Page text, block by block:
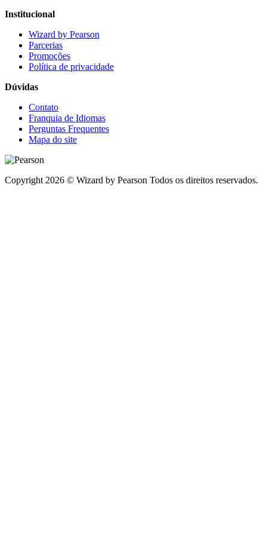
Institucional
Wizard by Pearson
Parcerias
Promoções
Política de privacidade
Dúvidas
Contato
Franquia de Idiomas
Perguntas Frequentes
Mapa do site
Copyright 2026 © Wizard by Pearson Todos os direitos reservados.